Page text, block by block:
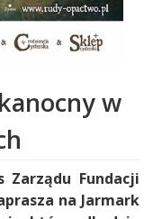
w
Zarządu Fundacji
na Jarmark